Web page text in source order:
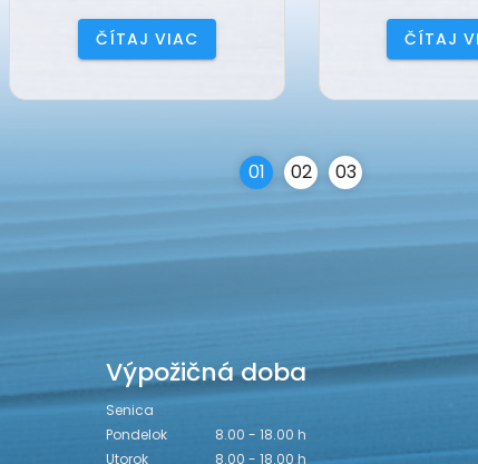
ČÍTAJ VIAC ČÍTAJ
01 02 03
Výpožičná doba
Senica
Pondelok
8.00 - 18.00 h
Utorok
8.00 - 18.00 h